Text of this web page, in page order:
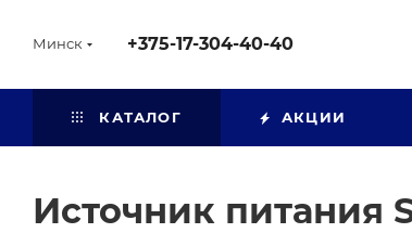
Минск +375-17-304-40-40
КАТАЛОГ АКЦИИ
Источник питания